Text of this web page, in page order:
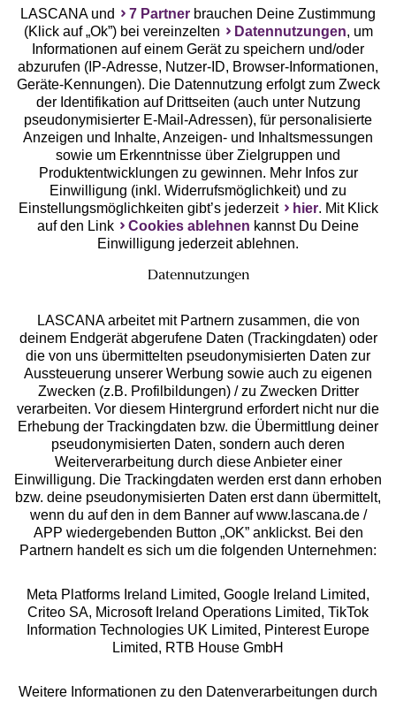
Geprüfte Sicherheit
Unsere Apps
Services
Beratung
Über uns
Rechtliches
Alle Preise inkl. MwSt., zzgl.
Versandkosten
** Bonität vorausgesetzt, berechtigt zur Bonitätsprüfung
LASCANA und 7 Partner brauchen Deine Zustimmung
(Klick auf „Ok”) bei vereinzelten
Datennutzungen, um
Informationen auf einem Gerät zu speichern und/oder
abzurufen (IP-Adresse, Nutzer-ID, Browser-Informationen,
Geräte-Kennungen). Die Datennutzung erfolgt zum Zweck
der Identifikation auf Drittseiten (auch unter Nutzung
pseudonymisierter E-Mail-Adressen), für personalisierte
Anzeigen und Inhalte, Anzeigen- und Inhaltsmessungen
sowie um Erkenntnisse über Zielgruppen und
Produktentwicklungen zu gewinnen. Mehr Infos zur
Einwilligung (inkl. Widerrufsmöglichkeit) und zu
Einstellungsmöglichkeiten gibt’s jederzeit
hier. Mit Klick
auf den Link
Cookies ablehnen kannst Du Deine
Einwilligung jederzeit ablehnen.
Datennutzungen
LASCANA arbeitet mit Partnern zusammen, die von
deinem Endgerät abgerufene Daten (Trackingdaten) oder
die von uns übermittelten pseudonymisierten Daten zur
Aussteuerung unserer Werbung sowie auch zu eigenen
Zwecken (z.B. Profilbildungen) / zu Zwecken Dritter
verarbeiten. Vor diesem Hintergrund erfordert nicht nur die
Erhebung der Trackingdaten bzw. die Übermittlung deiner
pseudonymisierten Daten, sondern auch deren
Weiterverarbeitung durch diese Anbieter einer
Einwilligung. Die Trackingdaten werden erst dann erhoben
bzw. deine pseudonymisierten Daten erst dann übermittelt,
wenn du auf den in dem Banner auf www.lascana.de /
APP wiedergebenden Button „OK” anklickst. Bei den
Partnern handelt es sich um die folgenden Unternehmen:
Meta Platforms Ireland Limited, Google Ireland Limited,
Criteo SA, Microsoft Ireland Operations Limited, TikTok
Information Technologies UK Limited, Pinterest Europe
Limited, RTB House GmbH
Weitere Informationen zu den Datenverarbeitungen durch